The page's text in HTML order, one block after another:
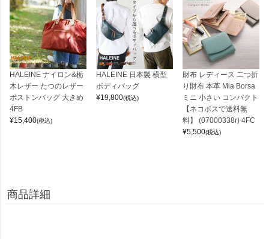
HALEINE ナイロン&栃
木レザー たつのレザー
ボストンバッグ 大きめ
4FB
¥15,400(税込)
HALEINE 日本製 横型
ボディバッグ
¥19,800(税込)
財布 レディース 二つ折
り財布 本革 Mia Borsa
ミニ 小さい コンパクト
【ネコポスで送料無
料】 (07000338r) 4FC
¥5,500(税込)
商品詳細